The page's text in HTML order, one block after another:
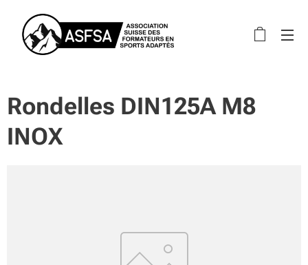
Rondelles DIN125A M8
INOX